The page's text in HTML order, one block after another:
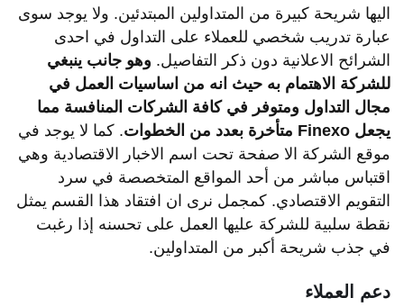
اليها شريحة كبيرة من المتداولين المبتدئين. ولا يوجد سوى
عبارة تدريب شخصي للعملاء على التداول في احدى
الشرائح الاعلانية دون ذكر التفاصيل. وهو جانب ينبغي
للشركة الاهتمام به حيث انه من اساسيات العمل في
مجال التداول ومتوفر في كافة الشركات المنافسة مما
يجعل Finexo متأخرة بعدد من الخطوات. كما لا يوجد في
موقع الشركة الا صفحة تحت اسم الاخبار الاقتصادية وهي
اقتباس مباشر من أحد المواقع المتخصصة في سرد
التقويم الاقتصادي. كمجمل نرى ان افتقاد هذا القسم يمثل
نقطة سلبية للشركة عليها العمل على تحسنه إذا رغبت
في جذب شريحة أكبر من المتداولين.
دعم العملاء